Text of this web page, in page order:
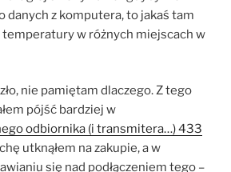
danych z komputera, to jakaś tam
temperatury w różnych miejscach w
nie pamiętam dlaczego.Z tego
pójść bardziej w
odbiornika (i transmitera…) 433
utknąłem na zakupie, a w
się nad podłączeniem tego –